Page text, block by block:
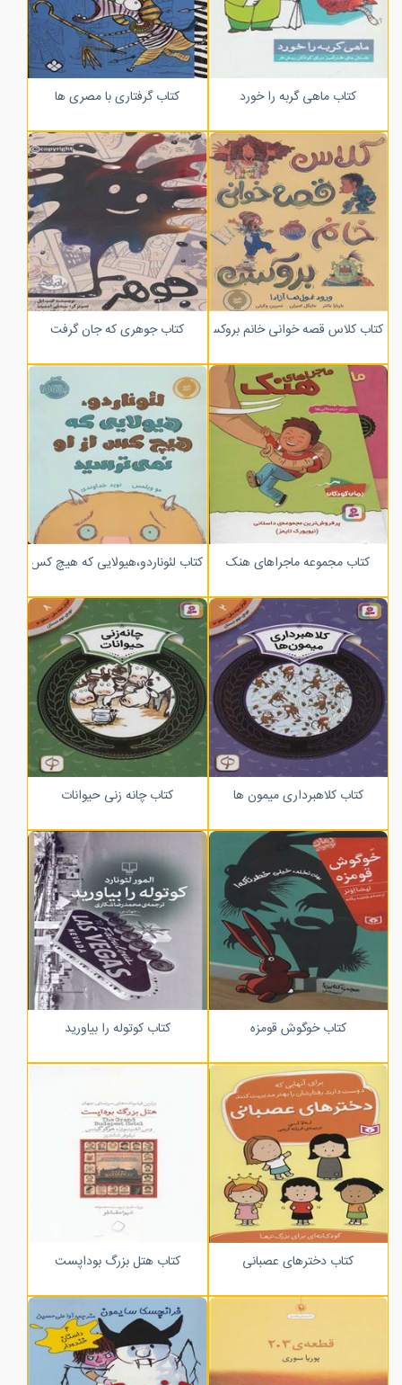
کتاب ماهی گربه را خورد کتاب گرفتاری با مصری ها
کتاب کلاس قصه خوانی خانم بروکس؛ ورود غول ها آزاد!
کتاب جوهری که جان گرفت
کتاب مجموعه ماجراهای هنک کتاب لئوناردو،هیولایی که هیچ کس از
کتاب کلاهبرداری میمون ها کتاب چانه زنی حیوانات
کتاب خوگوش قومزه کتاب کوتوله را بیاورید
کتاب دخترهای عصبانی کتاب هتل بزرگ بوداپست